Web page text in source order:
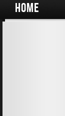
HOME